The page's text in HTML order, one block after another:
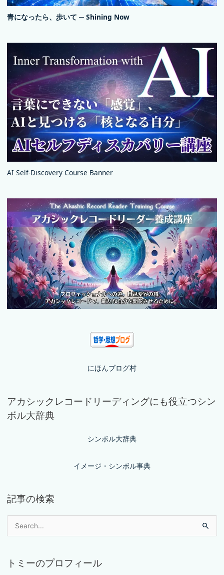
青になったら、歩いて ─ Shining Now
AI Self-Discovery Course Banner
にほんブログ村
アカシックレコードリーディングにも役立つシン
ボル大辞典
シンボル大辞典
イメージ・シンボル事典
記事の検索
トミーのプロフィール